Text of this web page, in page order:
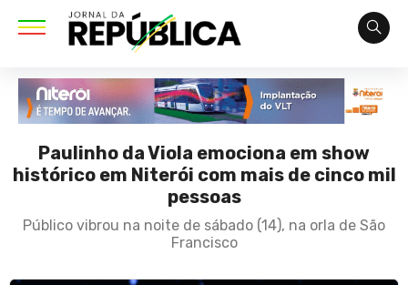
Paulinho da Viola emociona em show
histórico em Niterói com mais de cinco mil
pessoas
Público vibrou na noite de sábado (14), na orla de São
Francisco